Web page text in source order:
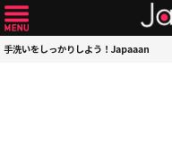
手洗いをしっかりしよう！Japaaan